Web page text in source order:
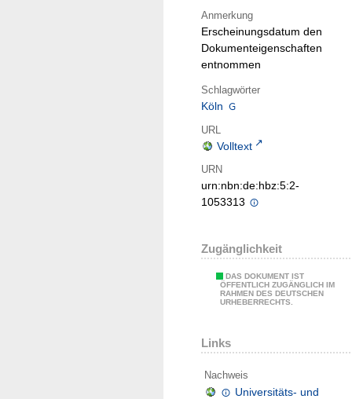
Anmerkung
Erscheinungsdatum den
Dokumenteigenschaften
entnommen
Schlagwörter
Köln
URL
Volltext
URN
urn:nbn:de:hbz:5:2-
1053313
Zugänglichkeit
DAS DOKUMENT IST
ÖFFENTLICH ZUGÄNGLICH IM
RAHMEN DES DEUTSCHEN
URHEBERRECHTS.
Links
Nachweis
Universitäts- und